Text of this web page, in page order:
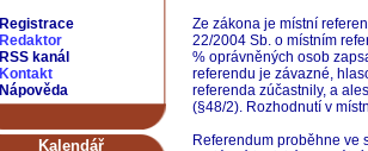
Registrace
Redaktor
RSS kanál
Kontakt
Nápověda
Kalendář
Ze zákona je místní
22/2004 Sb. o místním
% oprávněných osob
referendu je závazné,
referenda zúčastnily, a
(§48/2). Rozhodnutí v
Referendum proběhne ve